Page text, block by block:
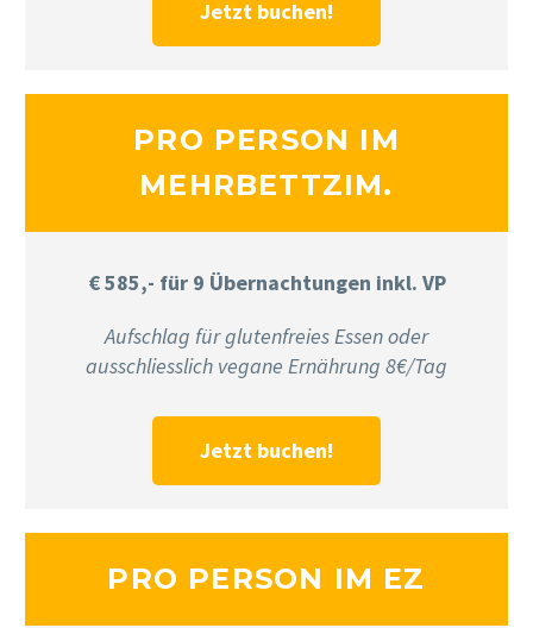
Jetzt buchen!
PRO PERSON IM
MEHRBETTZIM.
€ 585,- für 9 Übernachtungen inkl. VP
Aufschlag für glutenfreies Essen oder
ausschliesslich vegane Ernährung 8€/Tag
Jetzt buchen!
PRO PERSON IM EZ